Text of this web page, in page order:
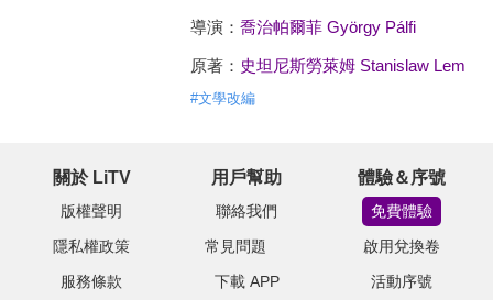
導演： 喬治帕爾菲 György Pálfi
原著： 史坦尼斯勞萊姆 Stanislaw Lem
#文學改編
關於 LiTV
版權聲明
隱私權政策
服務條款
用戶幫助
聯絡我們
常見問題
下載 APP
體驗＆序號
免費體驗
啟用兌換卷
活動序號